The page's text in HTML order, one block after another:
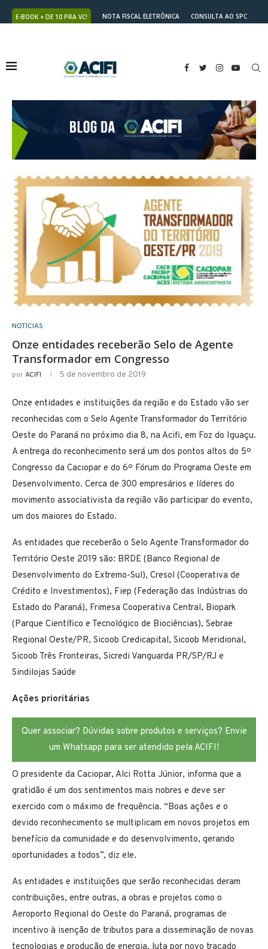
E-BOOK + DE 10 PRA VC! NOTA FISCAL ELETRÔNICA
CONSULTA AO SPC
NOTÍCIAS
Onze entidades receberão Selo de Agente
Transformador em Congresso
porACIFI 5 de novembro de 2019
Onze entidades e instituições da região e do Estado vão ser
reconhecidas com o Selo Agente Transformador do Território
Oeste do Paraná no próximo dia 8, na Acifi, em Foz do Iguaçu.
A entrega do reconhecimento será um dos pontos altos do 5º
Congresso da Caciopar e do 6º Fórum do Programa Oeste em
Desenvolvimento. Cerca de 300 empresários e líderes do
movimento associativista da região vão participar do evento,
um dos maiores do Estado.
As entidades que receberão o Selo Agente Transformador do
Território Oeste 2019 são: BRDE (Banco Regional de
Desenvolvimento do Extremo-Sul), Cresol (Cooperativa de
Crédito e Investimentos), Fiep (Federação das Indústrias do
Estado do Paraná), Frimesa Cooperativa Central, Biopark
(Parque Científico e Tecnológico de Biociências), Sebrae
Regional Oeste/PR, Sicoob Credicapital, Sicoob Meridional,
Sicoob Três Fronteiras, Sicredi Vanguarda PR/SP/RJ e
Sindilojas Saúde
Ações prioritárias
Quer associar? Dúvidas sobre produtos e serviços? Envie
um Whatsapp para ser atendido pela ACIFI!
O presidente da Caciopar, Alci Rotta Júnior, informa que a
gratidão é um dos sentimentos mais nobres e deve ser
exercido com o máximo de frequência. “Boas ações e o
devido reconhecimento se multiplicam em novos projetos em
benefício da comunidade e do desenvolvimento, gerando
oportunidades a todos”, diz ele.
As entidades e instituições que serão reconhecidas deram
contribuições, entre outras, a obras e projetos como o
Aeroporto Regional do Oeste do Paraná, programas de
incentivo à isenção de tributos para a disseminação de novas